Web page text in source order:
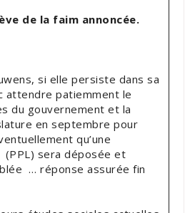
de la faim annoncée.
si elle persiste dans sa
attendre patiemment le
du gouvernement et la
en septembre pour
qu’une
sera déposée et
… réponse assurée fin